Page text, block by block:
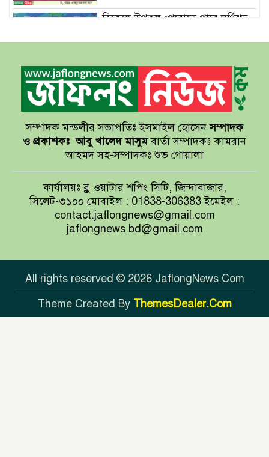
বিকেলে উপকূল পেরোতে পারে ঘূর্ণিঝড়
সেন্টমার্টিনের সব হোটেল-মোটেল-
রিসোর্টকে আশ্রয়কেন্দ্র ঘোষণা
বাখমুত পুনরুদ্ধারের দাবি ইউক্রেনের
আয়ারল্যান্ডের রানের পাহাড় টপকে
টাইগারদের জয়
সুখবর দিলেন জয়া আহসান
সম্পাদক মন্ডলীর সভাপতিঃ ইসমাইল হোসেনসম্পাদক
ও প্রকাশকঃ আবু খালেদ মাসুমবার্তা সম্পাদকঃ কামরান
আহমদ সহ-সম্পাদকঃ শুভ গোয়ালা
কার্যালয়ঃ ব্লু ওয়াটার শপিং সিটি, জিন্দাবাজার,
সিলেট-৩১০০ মোবাইল : 01838-306383 ইমেইল :
contact.jaflongnews@gmail.com
jaflongnews.bd@gmail.com
All rights reserved © 2026 JaflongNews.Com
Theme Created By ThemesDealer.Com